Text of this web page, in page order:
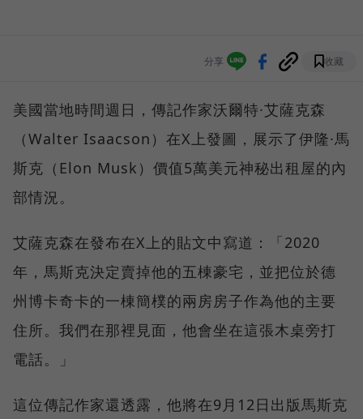
分享 收藏
美國當地時間週日，傳記作家沃爾特·艾薩克森
（Walter Isaacson）在X上發圖，展示了伊隆·馬
斯克（Elon Musk）價值5萬美元神秘出租屋的內
部情況。
艾薩克森在發布在X上的貼文中寫道：「2020
年，馬斯克決定賣掉他的五棟豪宅，並把位於德
州博卡奇卡的一棟簡樸的兩房房子作為他的主要
住所。我們在那裡見面，他會坐在這張木桌旁打
電話。」
這位傳記作家還透露，他將在9月12日出版馬斯克